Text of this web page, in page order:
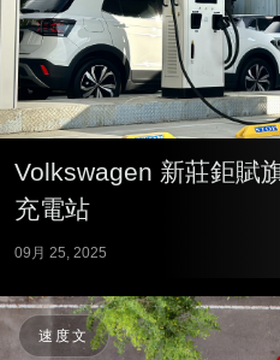
Volkswagen 新莊鉅賦
充電站
09月 25, 2025
速度文